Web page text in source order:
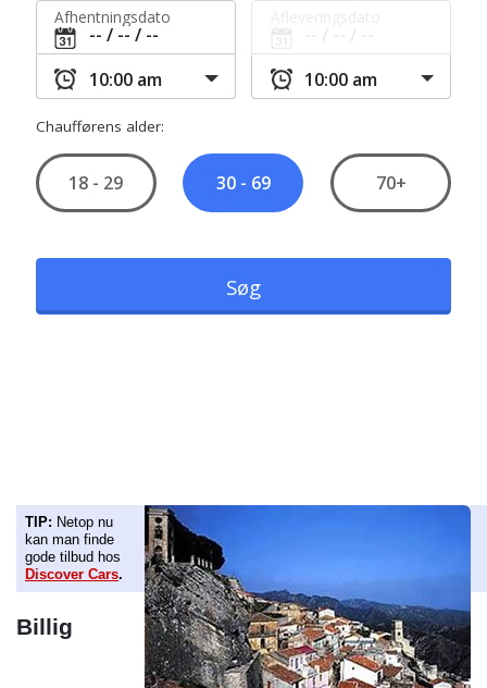
TIP: Netop nu
kan man finde
gode tilbud hos
Discover Cars.
Billig